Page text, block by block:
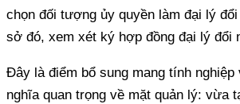
chọn đối tượng ủy quyền làm đại lý
sở đó, xem xét ký hợp đồng đại lý đổi
Đây là điểm bổ sung mang tính nghiệp
nghĩa quan trọng về mặt quản lý: vừa